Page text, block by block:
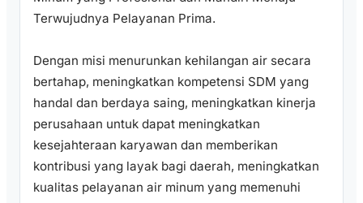
Terwujudnya Pelayanan Prima.
Dengan misi menurunkan kehilangan air secara
bertahap, meningkatkan kompetensi SDM yang
handal dan berdaya saing, meningkatkan kinerja
perusahaan untuk dapat meningkatkan
kesejahteraan karyawan dan memberikan
kontribusi yang layak bagi daerah, meningkatkan
kualitas pelayanan air minum yang memenuhi